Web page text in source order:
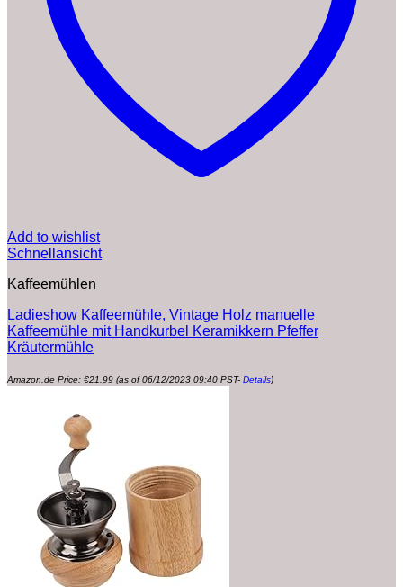
Add to wishlist
Schnellansicht
Kaffeemühlen
Ladieshow Kaffeemühle, Vintage Holz manuelle
Kaffeemühle mit Handkurbel Keramikkern Pfeffer
Kräutermühle
Amazon.de Price: €21.99 (as of 06/12/2023 09:40 PST- Details)